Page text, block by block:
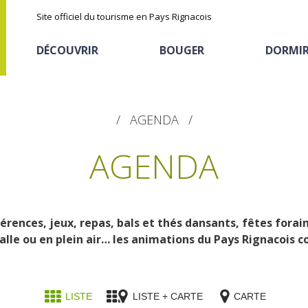
Site officiel du tourisme en Pays Rignacois
DÉCOUVRIR
Les sites naturels
La zone humide de Maymac
BOUGER
En vélo, à vtt
Hôtels et résidences
de tourisme
La chataîgne
Recettes et produits
AGENDA
AGENDA
jeux, repas, bals et thés dansants, fêtes
ou en plein air… les animations du Pays Rignacois
LISTE LISTE + CARTE CARTE